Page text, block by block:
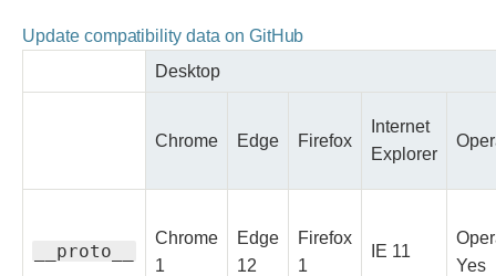
Update compatibility data on GitHub
Desktop
Chrome Edge Firefox
Internet
Explorer
__proto__
Chrome
Full
1
Edge
Full
12
Firefox
Full
1
IE Full
11
Full
Yes